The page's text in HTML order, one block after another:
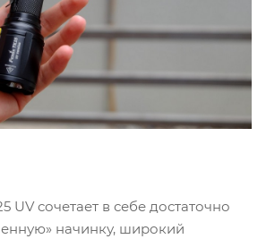
UV сочетает в себе достаточно
начинку, широкий